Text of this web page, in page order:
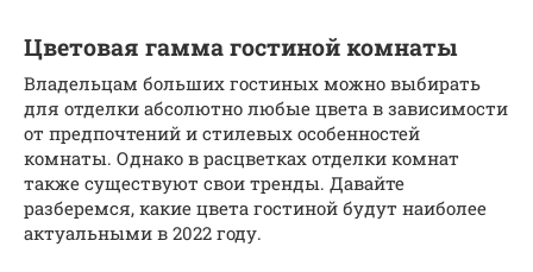
Цветовая гамма гостиной комнаты
Владельцам больших гостиных можно выбирать
для отделки абсолютно любые цвета в зависимости
от предпочтений и стилевых особенностей
комнаты. Однако в расцветках отделки комнат
также существуют свои тренды. Давайте
разберемся, какие цвета гостиной будут наиболее
актуальными в 2022 году.